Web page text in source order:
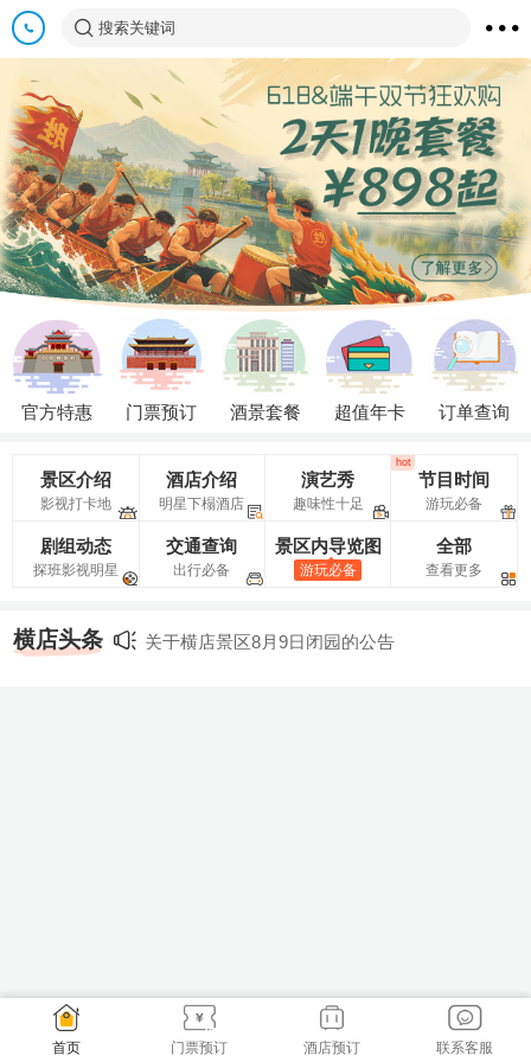
搜索关键词
官方特惠 门票预订 酒景套餐 超值年卡 订单查询
景区介绍
影视打卡地
酒店介绍
明星下榻酒店
演艺秀
趣味性十足
hot
节目时间
游玩必备
剧组动态
探班影视明星
交通查询
出行必备
景区内导览图
游玩必备
全部
查看更多
横店头条
关于横店景区8月9日闭园的公告
首页 门票预订 酒店预订 联系客服